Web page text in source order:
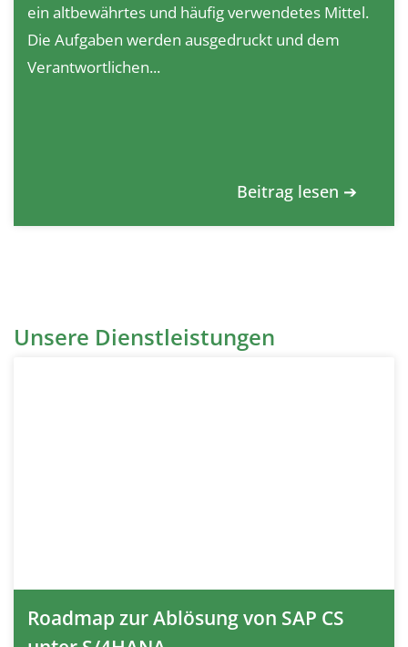
ein altbewährtes und häufig verwendetes Mittel.
Die Aufgaben werden ausgedruckt und dem
Verantwortlichen...
Beitrag lesen ➔
Unsere Dienstleistungen
Roadmap zur Ablösung von SAP CS